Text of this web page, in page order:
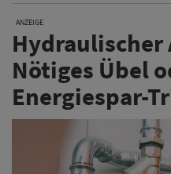
ANZEIGE
Hydraulischer
Nötiges Übel
Energiespar-